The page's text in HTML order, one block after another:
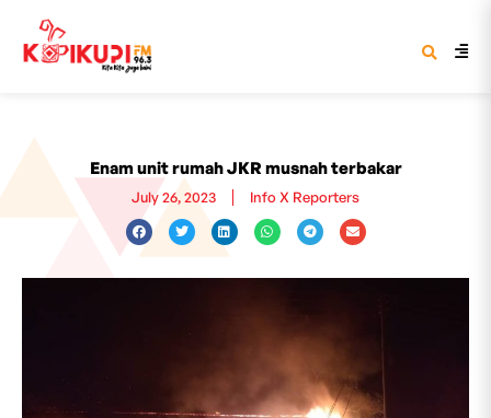
Enam unit rumah JKR musnah terbakar
July 26, 2023 Info X Reporters